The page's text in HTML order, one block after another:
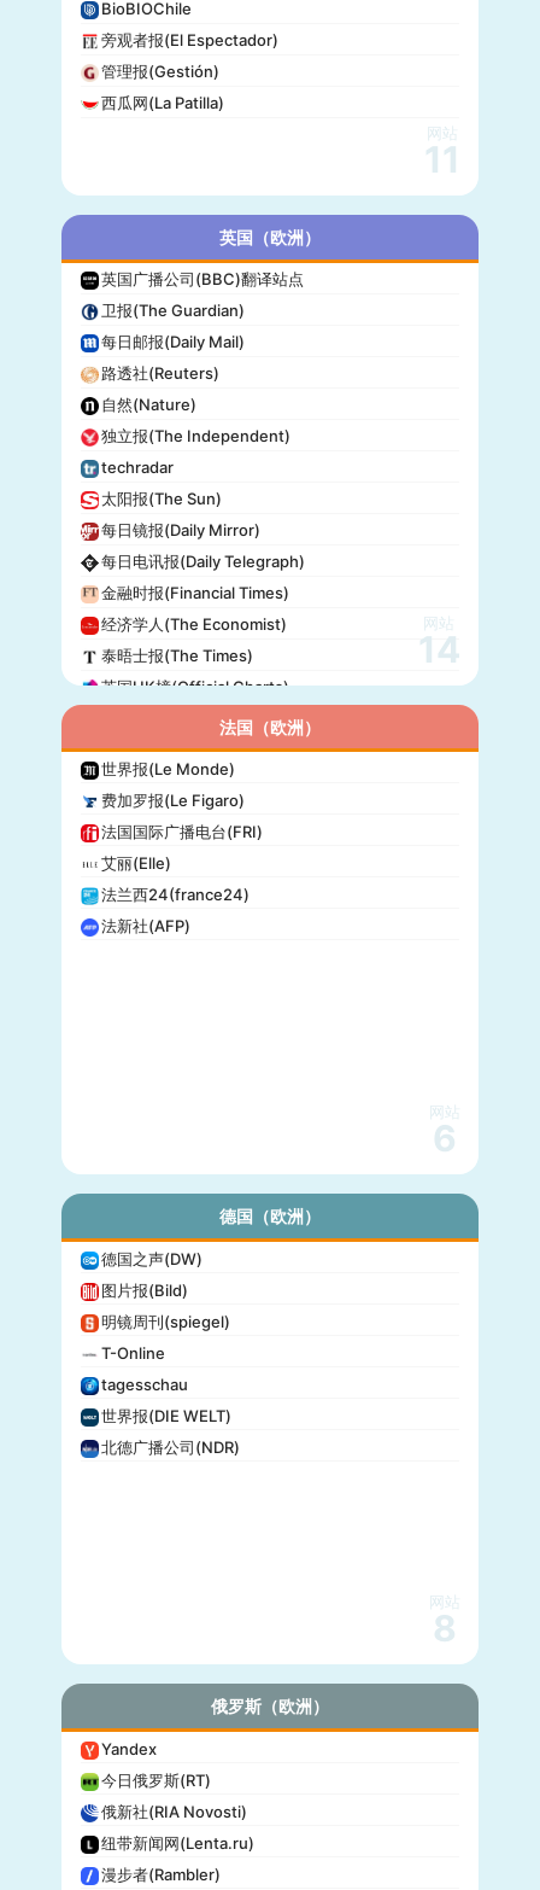
BioBIOChile
旁观者报(El Espectador)
管理报(Gestión)
西瓜网(La Patilla)
网站
11
英国（欧洲）
英国广播公司(BBC)翻译站点
卫报(The Guardian)
每日邮报(Daily Mail)
路透社(Reuters)
自然(Nature)
独立报(The Independent)
techradar
太阳报(The Sun)
每日镜报(Daily Mirror)
每日电讯报(Daily Telegraph)
金融时报(Financial Times)
经济学人(The Economist)
泰晤士报(The Times)
英国UK榜(Official Charts)
网站
14
法国（欧洲）
世界报(Le Monde)
费加罗报(Le Figaro)
法国国际广播电台(FRI)
艾丽(Elle)
法兰西24(france24)
法新社(AFP)
网站
6
德国（欧洲）
德国之声(DW)
图片报(Bild)
明镜周刊(spiegel)
T-Online
tagesschau
世界报(DIE WELT)
北德广播公司(NDR)
网站
8
俄罗斯（欧洲）
Yandex
今日俄罗斯(RT)
俄新社(RIA Novosti)
纽带新闻网(Lenta.ru)
漫步者(Rambler)